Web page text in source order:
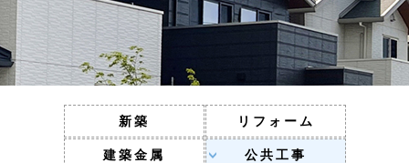
新築 リフォーム
建築金属 公共工事